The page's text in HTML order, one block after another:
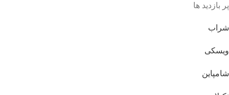
پر بازدید ها
شراب
ویسکی
شامپاین